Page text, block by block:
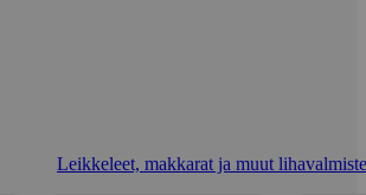
Leikkeleet, makkarat ja muut